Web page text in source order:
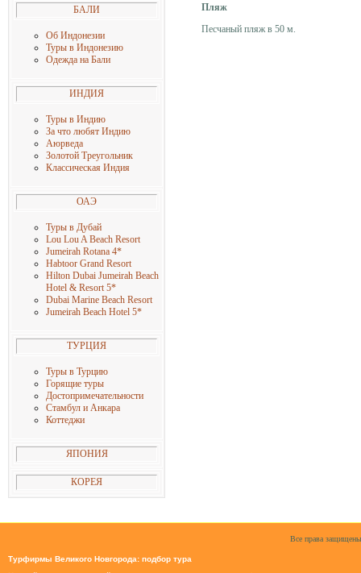
БАЛИ
Об Индонезии
Туры в Индонезию
Одежда на Бали
ИНДИЯ
Туры в Индию
За что любят Индию
Аюрведа
Золотой Треугольник
Классическая Индия
ОАЭ
Туры в Дубай
Lou Lou A Beach Resort
Jumeirah Rotana 4*
Habtoor Grand Resort
Hilton Dubai Jumeirah Beach
Hotel & Resort 5*
Dubai Marine Beach Resort
Jumeirah Beach Hotel 5*
ТУРЦИЯ
Туры в Турцию
Горящие туры
Достопримечательности
Стамбул и Анкара
Коттеджи
ЯПОНИЯ
КОРЕЯ
Пляж
Песчаный пляж в 50 м.
Все права
Турфирмы Великого Новгорода: подбор тура